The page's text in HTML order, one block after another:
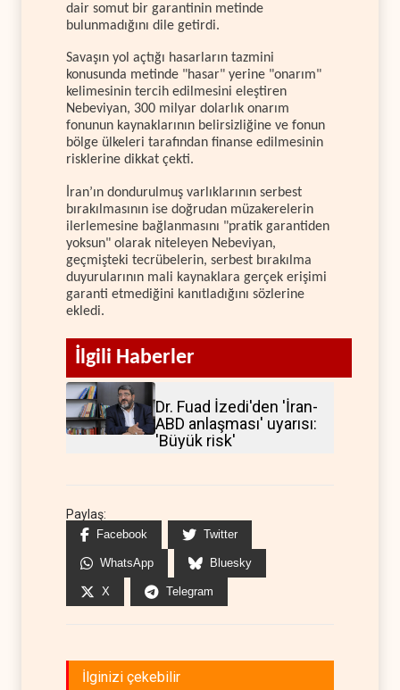
dair somut bir garantinin metinde
bulunmadığını dile getirdi.
Savaşın yol açtığı hasarların tazmini
konusunda metinde "hasar" yerine "onarım"
kelimesinin tercih edilmesini eleştiren
Nebeviyan, 300 milyar dolarlık onarım
fonunun kaynaklarının belirsizliğine ve fonun
bölge ülkeleri tarafından finanse edilmesinin
risklerine dikkat çekti.
İran’ın dondurulmuş varlıklarının serbest
bırakılmasının ise doğrudan müzakerelerin
ilerlemesine bağlanmasını "pratik garantiden
yoksun" olarak niteleyen Nebeviyan,
geçmişteki tecrübelerin, serbest bırakılma
duyurularının mali kaynaklara gerçek erişimi
garanti etmediğini kanıtladığını sözlerine
ekledi.
İlgili Haberler
Dr. Fuad İzedi'den 'İran-
ABD anlaşması' uyarısı:
'Büyük risk'
Paylaş:
Facebook Twitter
WhatsApp Bluesky
X Telegram
İlginizi çekebilir